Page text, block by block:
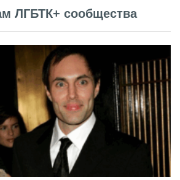
ЛГБТК+ сообщества